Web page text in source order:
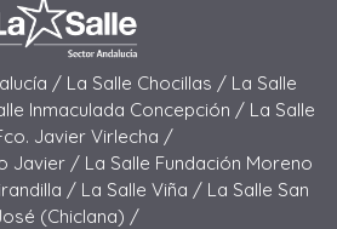
/ La Salle Chocillas / La Salle
Inmaculada Concepción / La Salle
Javier Virlecha /
Javier / La Salle Fundación Moreno
/ La Salle Viña / La Salle San
(Chiclana) /